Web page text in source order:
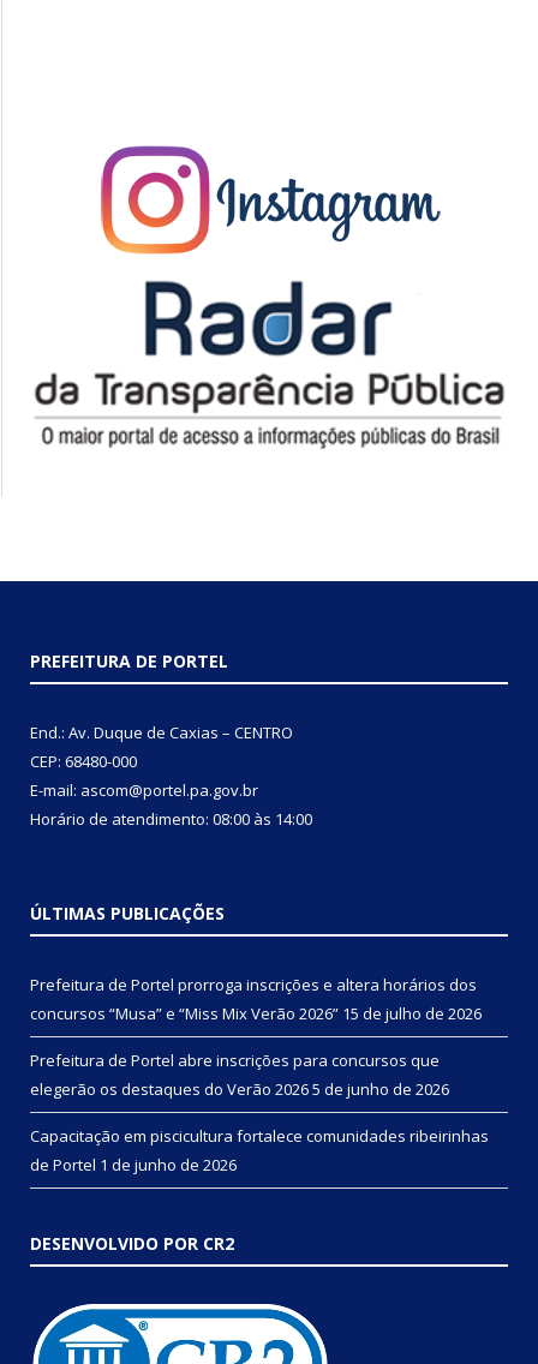
PREFEITURA DE PORTEL
End.: Av. Duque de Caxias – CENTRO
CEP: 68480-000
E-mail: ascom@portel.pa.gov.br
Horário de atendimento: 08:00 às 14:00
ÚLTIMAS PUBLICAÇÕES
Prefeitura de Portel prorroga inscrições e altera horários dos
concursos “Musa” e “Miss Mix Verão 2026” 15 de julho de 2026
Prefeitura de Portel abre inscrições para concursos que
elegerão os destaques do Verão 20265 de junho de 2026
Capacitação em piscicultura fortalece comunidades ribeirinhas
de Portel 1 de junho de 2026
DESENVOLVIDO POR CR2